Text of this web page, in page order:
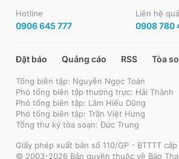
Hotline
0906 645 777
Liên hệ
0908 780
Đặt báo Quảng cáo RSS Tòa
Tổng biên tập: Nguyễn Ngọc Toàn
Phó tổng biên tập thường trực: Hải Thành
Phó tổng biên tập: Lâm Hiếu Dũng
Phó tổng biên tập: Trần Việt Hưng
Tổng thư ký tòa soạn: Đức Trung
Giấy phép xuất bản số 110/GP - BTTTT
© 2003-2026 Bản quyền thuộc về Báo